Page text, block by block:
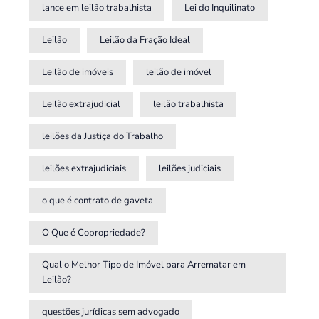
lance em leilão trabalhista Lei do Inquilinato
Leilão Leilão da Fração Ideal
Leilão de imóveis leilão de imóvel
Leilão extrajudicial leilão trabalhista
leilões da Justiça do Trabalho
leilões extrajudiciais leilões judiciais
o que é contrato de gaveta
O Que é Copropriedade?
Qual o Melhor Tipo de Imóvel para Arrematar em
Leilão?
questões jurídicas sem advogado